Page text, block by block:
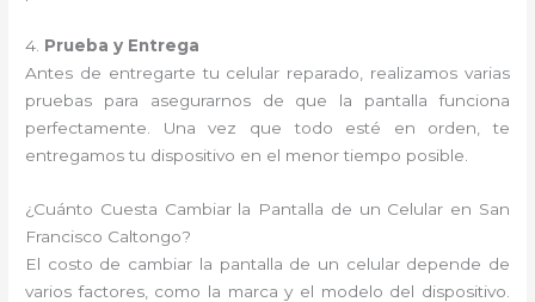
4. Prueba y Entrega
Antes de entregarte tu celular reparado, realizamos varias
pruebas para asegurarnos de que la pantalla funciona
perfectamente. Una vez que todo esté en orden, te
entregamos tu dispositivo en el menor tiempo posible.
¿Cuánto Cuesta Cambiar la Pantalla de un Celular en San
Francisco Caltongo?
El costo de cambiar la pantalla de un celular depende de
varios factores, como la marca y el modelo del dispositivo.